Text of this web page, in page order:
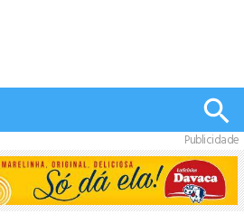
Publicidade